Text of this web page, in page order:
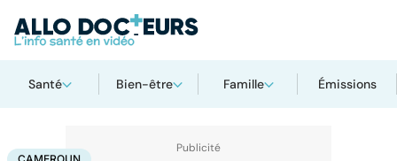
Santé Bien-être Famille Émissions
AccueilSanté Maladies Maladies infectieuses